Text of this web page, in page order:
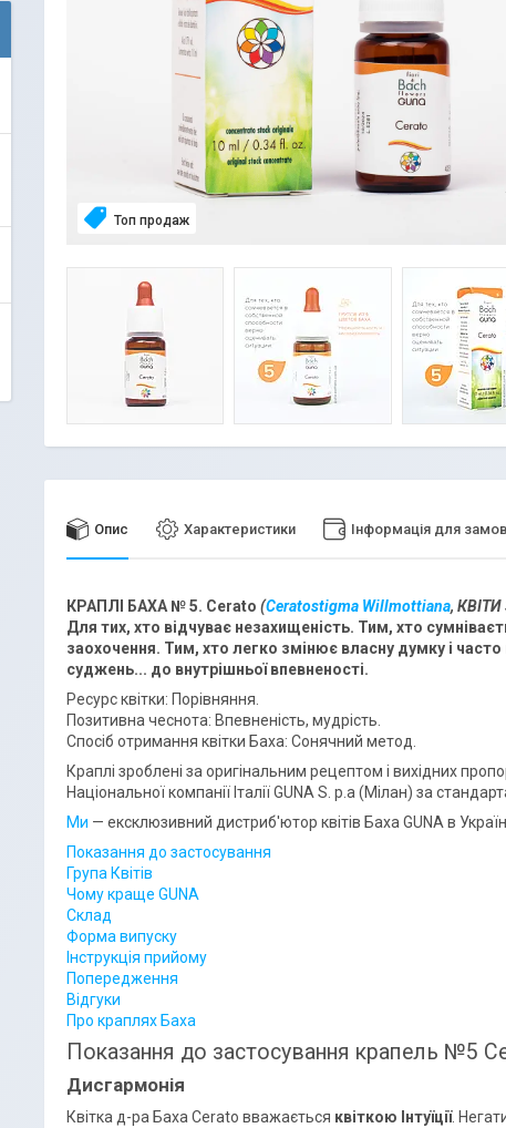
Топ продаж
Опис Характеристики Інформація для
КРАПЛІ БАХА № 5. Cerato (Ceratostigma Willmottiana,
Для тих, хто відчуває незахищеність. Тим, хто
заохочення. Тим, хто легко змінює власну думку і часто
суджень... до внутрішньої впевненості.
Ресурс квітки: Порівняння.
Позитивна чеснота: Впевненість, мудрість.
Спосіб отримання квітки Баха: Сонячний метод.
Краплі зроблені за оригінальним рецептом і вихідних
Національної компанії Італії GUNA S. p.a (Мілан) за
Ми — ексклюзивний дистриб'ютор квітів Баха GUNA в
Показання до застосування
Група Квітів
Чому краще GUNA
Склад
Форма випуску
Інструкція прийому
Попередження
Відгуки
Про краплях Баха
Показання до застосування крапель №5
Дисгармонія
Квітка д-ра Баха Cerato вважається квіткою Інтуїції.